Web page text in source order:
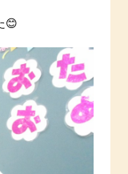
😊